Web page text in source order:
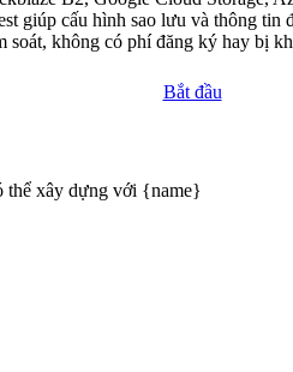
giúp cấu hình sao lưu và thông tin
soát, không có phí đăng ký hay bị
Bắt đầu